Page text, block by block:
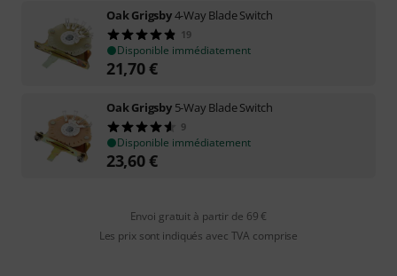
Oak Grigsby4-Way Blade Switch
19
Disponible immédiatement
21,70€
Oak Grigsby 5-Way Blade Switch
9
Disponible immédiatement
23,60€
Envoi gratuit à partir de 69 €
Les prix sont indiqués avec TVA comprise